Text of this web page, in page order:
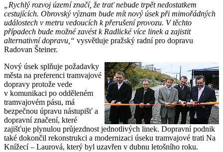
„Rychlý rozvoj území značí, že trať nebude trpět nedostatkem
cestujících. Obrovský význam bude mít nový úsek při mimořádných
událostech v metru vedoucích k přerušení provozu. V těchto
případech bude možné zavést k Radlické více linek a zajistit
alternativní dopravu,“ vysvětluje pražský radní pro dopravu
Radovan Šteiner.
Nový úsek splňuje požadavky
města na preferenci tramvajové
dopravy protože vede
v komunikaci po odděleném
tramvajovém pásu, má
bezpečnou úpravu nástupišť a
dopravní značení, které
zajišťuje plynulou průjezdnost jednotlivých linek. Dopravní podnik
také dokončil rekonstrukci a modernizaci úseku tramvajové trati Na
Knížecí – Laurová, který byl uzavřen v dubnu letošního roku.